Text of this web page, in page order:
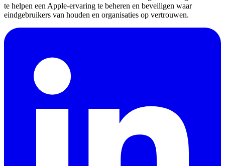
te helpen een Apple-ervaring te beheren en beveiligen waar
eindgebruikers van houden en organisaties op vertrouwen.